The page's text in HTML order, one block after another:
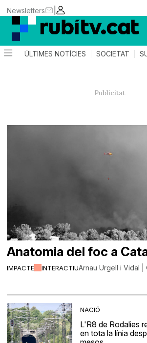
|
Newsletters
ÚLTIMES NOTÍCIES SOCIETAT
IMPACTE INTERACTIU
Anatomia del foc a
Arnau Urgell i Vidal |
NACIÓ
L'R8 de Rodalies
en tota la línia